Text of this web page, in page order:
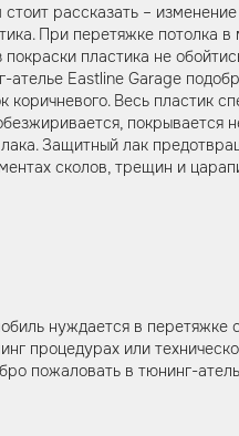
рассказать – изменение
При перетяжке потолка в
покраски пластика не
ателье Eastline Garage
коричневого. Весь пластик
покрывается
Защитный лак
сколов, трещин и
нуждается в перетяжке
процедурах или
пожаловать в тюнинг-